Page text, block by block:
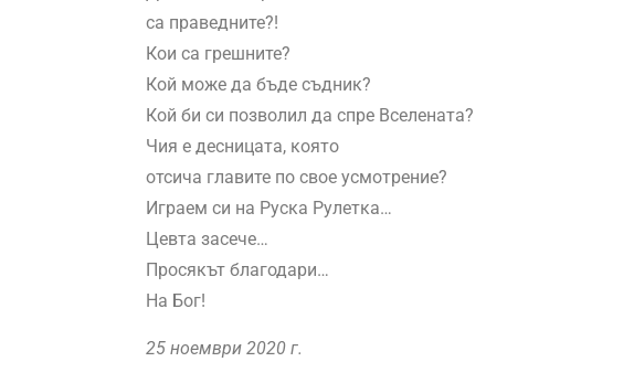
са праведните?!
Кои са грешните?
Кой може да бъде съдник?
Кой би си позволил да спре Вселената?
Чия е десницата, която
отсича главите по свое усмотрение?
Играем си на Руска Рулетка…
Цевта засече…
Просякът благодари…
На Бог!
25 ноември 2020 г.